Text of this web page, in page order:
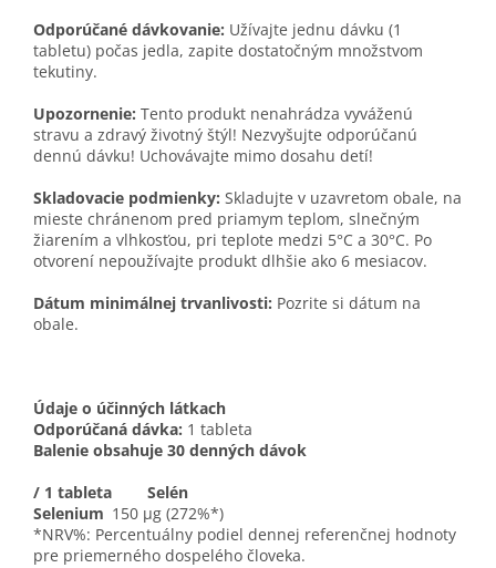
Odporúčané dávkovanie: Užívajte jednu dávku (1
tabletu) počas jedla, zapite dostatočným množstvom
tekutiny.
Upozornenie: Tento produkt nenahrádza vyváženú
stravu a zdravý životný štýl! Nezvyšujte odporúčanú
dennú dávku! Uchovávajte mimo dosahu detí!
Skladovacie podmienky: Skladujte v uzavretom obale, na
mieste chránenom pred priamym teplom, slnečným
žiarením a vlhkosťou, pri teplote medzi 5°C a 30°C. Po
otvorení nepoužívajte produkt dlhšie ako 6 mesiacov.
Dátum minimálnej trvanlivosti: Pozrite si dátum na
obale.
Údaje o účinných látkach
Odporúčaná dávka: 1 tableta
Balenie obsahuje 30 denných dávok
/ 1 tableta
Selén
Selenium 150 μg (272%*)
*NRV%: Percentuálny podiel dennej referenčnej hodnoty
pre priemerného dospelého človeka.